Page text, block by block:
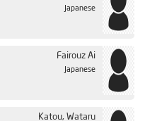
Japanese
Fairouz Ai
Japanese
Katou, Wataru